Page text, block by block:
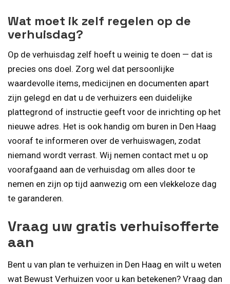
Wat moet ik zelf regelen op de
verhuisdag?
Op de verhuisdag zelf hoeft u weinig te doen — dat is
precies ons doel. Zorg wel dat persoonlijke
waardevolle items, medicijnen en documenten apart
zijn gelegd en dat u de verhuizers een duidelijke
plattegrond of instructie geeft voor de inrichting op het
nieuwe adres. Het is ook handig om buren in Den Haag
vooraf te informeren over de verhuiswagen, zodat
niemand wordt verrast. Wij nemen contact met u op
voorafgaand aan de verhuisdag om alles door te
nemen en zijn op tijd aanwezig om een vlekkeloze dag
te garanderen.
Vraag uw gratis verhuisofferte
aan
Bent u van plan te verhuizen in Den Haag en wilt u weten
wat Bewust Verhuizen voor u kan betekenen? Vraag dan